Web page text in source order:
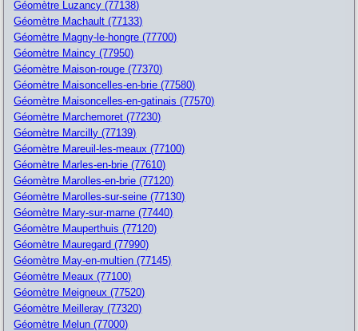
Géomètre Luzancy (77138)
Géomètre Machault (77133)
Géomètre Magny-le-hongre (77700)
Géomètre Maincy (77950)
Géomètre Maison-rouge (77370)
Géomètre Maisoncelles-en-brie (77580)
Géomètre Maisoncelles-en-gatinais (77570)
Géomètre Marchemoret (77230)
Géomètre Marcilly (77139)
Géomètre Mareuil-les-meaux (77100)
Géomètre Marles-en-brie (77610)
Géomètre Marolles-en-brie (77120)
Géomètre Marolles-sur-seine (77130)
Géomètre Mary-sur-marne (77440)
Géomètre Mauperthuis (77120)
Géomètre Mauregard (77990)
Géomètre May-en-multien (77145)
Géomètre Meaux (77100)
Géomètre Meigneux (77520)
Géomètre Meilleray (77320)
Géomètre Melun (77000)